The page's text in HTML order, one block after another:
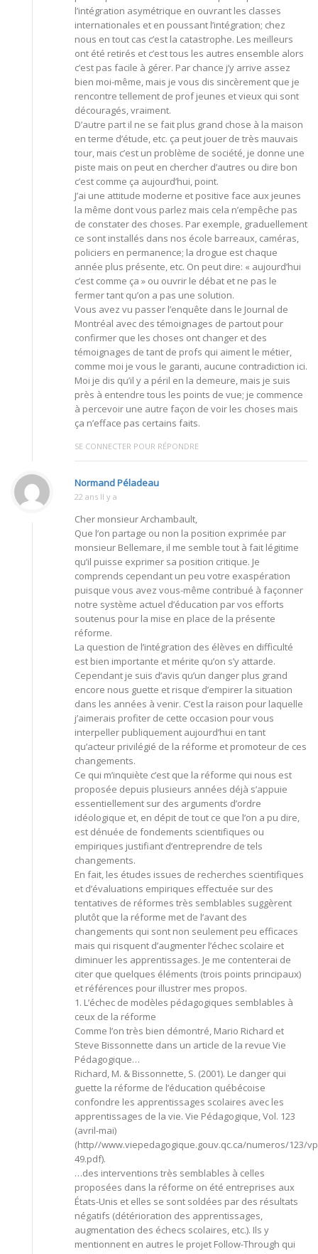
l’intégration asymétrique en ouvrant les classes
internationales et en poussant l’intégration; chez
nous en tout cas c’est la catastrophe. Les meilleurs
ont été retirés et c’est tous les autres ensemble alors
c’est pas facile à gérer. Par chance j’y arrive assez
bien moi-même, mais je vous dis sincèrement que je
rencontre tellement de prof jeunes et vieux qui sont
découragés, vraiment.
D’autre part il ne se fait plus grand chose à la maison
en terme d’étude, etc. ça peut jouer de très mauvais
tour, mais c’est un problème de société, je donne une
piste mais on peut en chercher d’autres ou dire bon
c’est comme ça aujourd’hui, point.
J’ai une attitude moderne et positive face aux jeunes
la même dont vous parlez mais cela n’empêche pas
de constater des choses. Par exemple, graduellement
ce sont installés dans nos école barreaux, caméras,
policiers en permanence; la drogue est chaque
année plus présente, etc. On peut dire: « aujourd’hui
c’est comme ça » ou ouvrir le débat et ne pas le
fermer tant qu’on a pas une solution.
Vous avez vu passer l’enquête dans le Journal de
Montréal avec des témoignages de partout pour
confirmer que les choses ont changer et des
témoignages de tant de profs qui aiment le métier,
comme moi je vous le garanti, aucune contradiction ici.
Moi je dis qu’il y a péril en la demeure, mais je suis
près à entendre tous les points de vue; je commence
à percevoir une autre façon de voir les choses mais
ça n’efface pas certains faits.
SE CONNECTER POUR RÉPONDRE
Normand Péladeau
22 ans Il y a
Cher monsieur Archambault,
Que l’on partage ou non la position exprimée par
monsieur Bellemare, il me semble tout à fait légitime
qu’il puisse exprimer sa position critique. Je
comprends cependant un peu votre exaspération
puisque vous avez vous-même contribué à façonner
notre système actuel d’éducation par vos efforts
soutenus pour la mise en place de la présente
réforme.
La question de l’intégration des élèves en difficulté
est bien importante et mérite qu’on s’y attarde.
Cependant je suis d’avis qu’un danger plus grand
encore nous guette et risque d’empirer la situation
dans les années à venir. C’est la raison pour laquelle
j’aimerais profiter de cette occasion pour vous
interpeller publiquement aujourd’hui en tant
qu’acteur privilégié de la réforme et promoteur de ces
changements.
Ce qui m’inquiète c’est que la réforme qui nous est
proposée depuis plusieurs années déjà s’appuie
essentiellement sur des arguments d’ordre
idéologique et, en dépit de tout ce que l’on a pu dire,
est dénuée de fondements scientifiques ou
empiriques justifiant d’entreprendre de tels
changements.
En fait, les études issues de recherches scientifiques
et d’évaluations empiriques effectuée sur des
tentatives de réformes très semblables suggèrent
plutôt que la réforme met de l’avant des
changements qui sont non seulement peu efficaces
mais qui risquent d’augmenter l’échec scolaire et
diminuer les apprentissages. Je me contenterai de
citer que quelques éléments (trois points principaux)
et références pour illustrer mes propos.
1. L’échec de modèles pédagogiques semblables à
ceux de la réforme
Comme l’on très bien démontré, Mario Richard et
Steve Bissonnette dans un article de la revue Vie
Pédagogique…
Richard, M. & Bissonnette, S. (2001). Le danger qui
guette la réforme de l’éducation québécoise
confondre les apprentissages scolaires avec les
apprentissages de la vie. Vie Pédagogique, Vol. 123
(avril-mai)
(http//www.viepedagogique.gouv.qc.ca/numeros/123/
49.pdf).
…des interventions très semblables à celles
proposées dans la réforme on été entreprises aux
États-Unis et elles se sont soldées par des résultats
négatifs (détérioration des apprentissages,
augmentation des échecs scolaires, etc.). Ils y
mentionnent en autres le projet Follow-Through qui